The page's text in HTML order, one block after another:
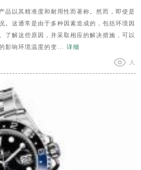
品以其精准度和耐用性而著称。然而，即使是
。这通常是由于多种因素造成的，包括环境因
了解这些原因，并采取相应的解决措施，可以
影响环境温度的变... 详细
人